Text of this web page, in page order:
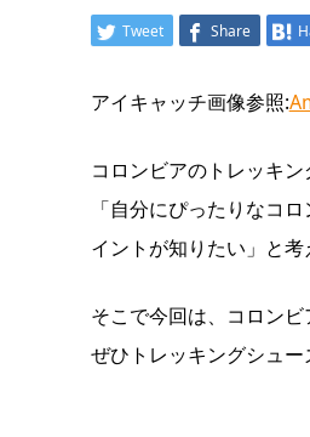
Tweet Share
アイキャッチ画像参照:
コロンビアのトレッキ
「自分にぴったりなコ
イントが知りたい」と考
そこで今回は、コロン
ぜひトレッキングシュー